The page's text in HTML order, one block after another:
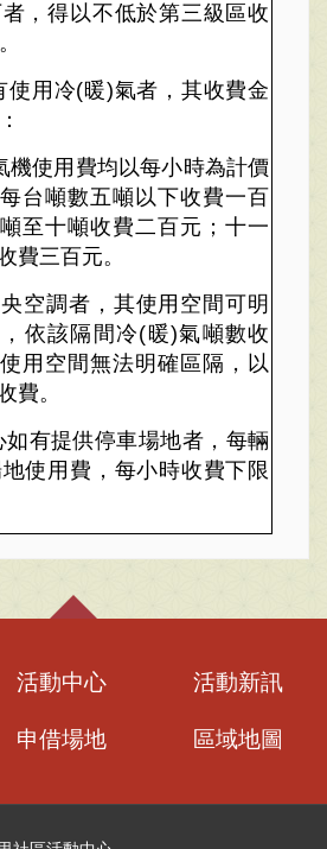
，得以不低於第三級區收
使用冷(暖)氣者，其收費金
機使用費均以每小時為計價
台噸數五噸以下收費一百
至十噸收費二百元；十一
費三百元。
空調者，其使用空間可明
依該隔間冷(暖)氣噸數收
用空間無法明確區隔，以
費。
有提供停車場地者，每輛
使用費，每小時收費下限
活動中心 活動新訊
申借場地 區域地圖